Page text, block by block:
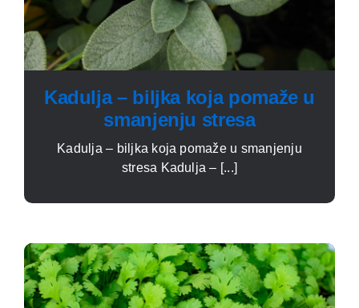
Kadulja – biljka koja pomaže u
smanjenju stresa
Kadulja – biljka koja pomaže u smanjenju
stresa Kadulja – [...]